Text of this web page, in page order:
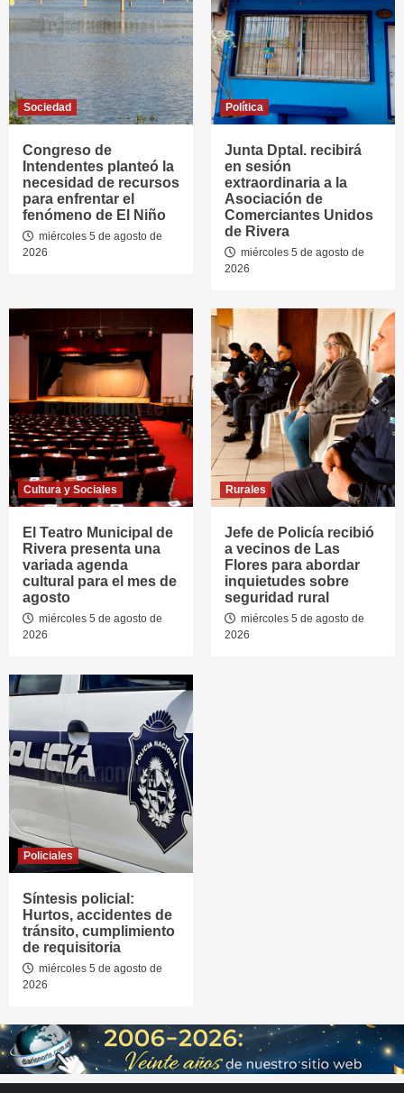
Sociedad
Congreso de
Intendentes planteó la
necesidad de recursos
para enfrentar el
fenómeno de El Niño
miércoles 5 de agosto de
2026
Política
Junta Dptal. recibirá
en sesión
extraordinaria a la
Asociación de
Comerciantes Unidos
de Rivera
miércoles 5 de agosto de
2026
Cultura y Sociales
El Teatro Municipal de
Rivera presenta una
variada agenda
cultural para el mes de
agosto
miércoles 5 de agosto de
2026
Rurales
Jefe de Policía recibió
a vecinos de Las
Flores para abordar
inquietudes sobre
seguridad rural
miércoles 5 de agosto de
2026
Policiales
Síntesis policial:
Hurtos, accidentes de
tránsito, cumplimiento
de requisitoria
miércoles 5 de agosto de
2026